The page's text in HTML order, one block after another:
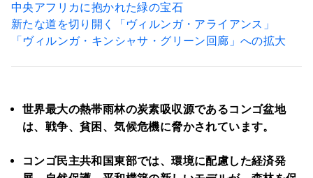
世界最大の熱帯雨林の炭素吸収源であるコンゴ盆地
は、戦争、貧困、気候危機に脅かされています。
コンゴ民主共和国東部では、環境に配慮した経済発
中央アフリカに抱かれた緑の宝石
新たな道を切り開く「ヴィルンガ・アライアンス」
「ヴィルンガ・キンシャサ・グリーン回廊」への拡大